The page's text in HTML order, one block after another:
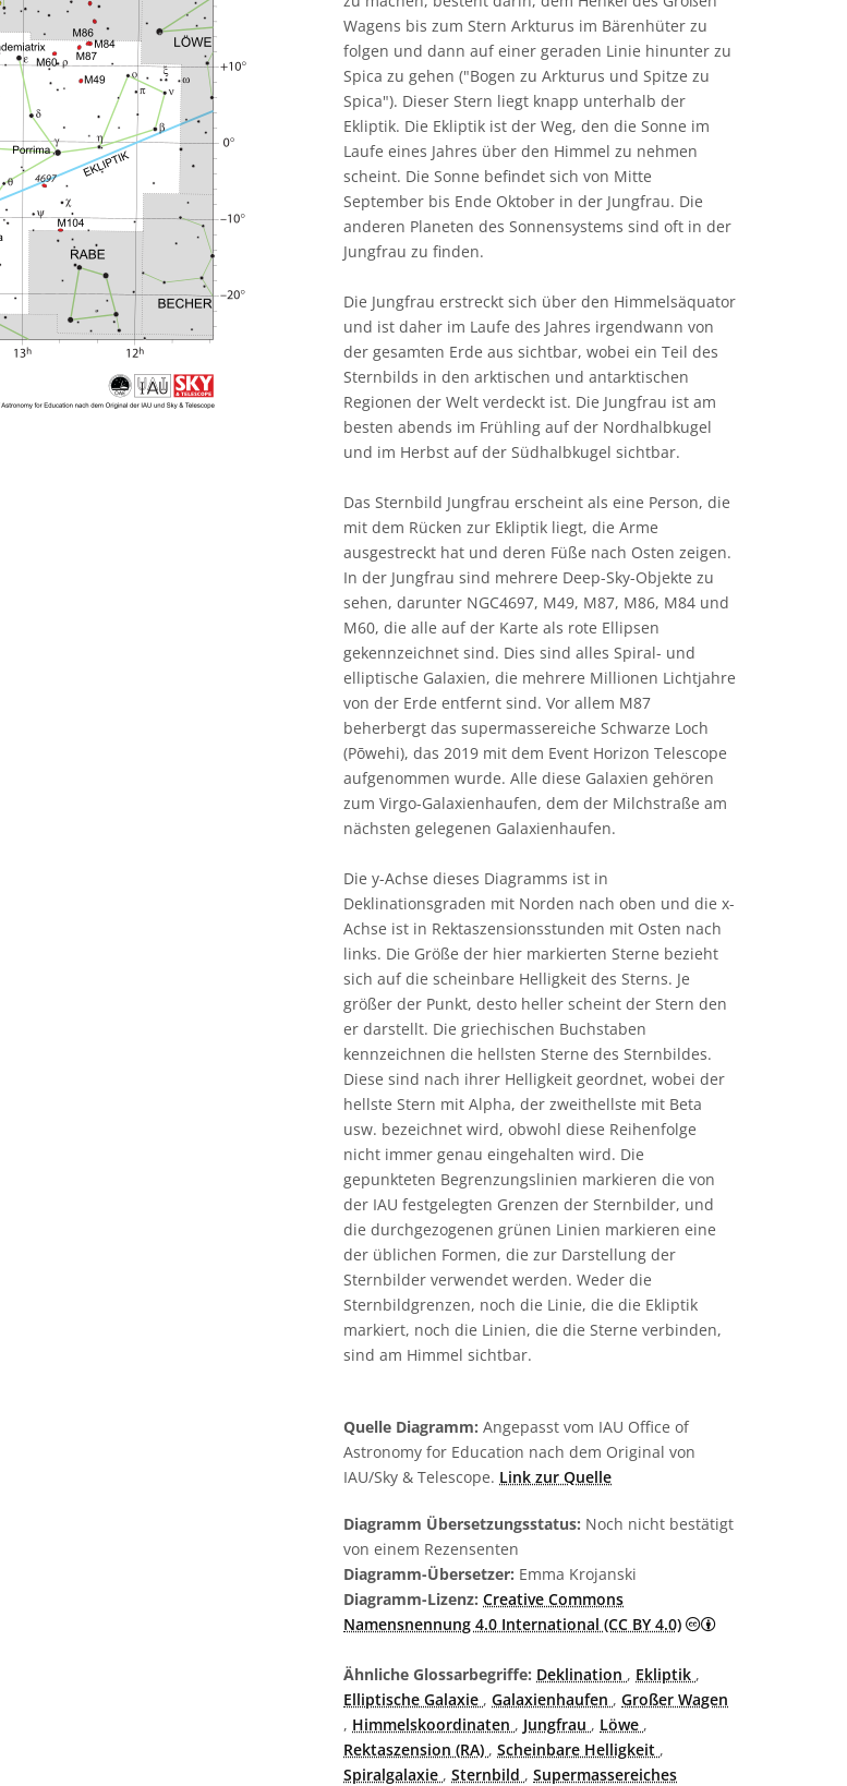
Wagens bis zum Stern Arkturus im Bärenhüter zu
folgen und dann auf einer geraden Linie hinunter zu
Spica zu gehen ("Bogen zu Arkturus und Spitze zu
Spica"). Dieser Stern liegt knapp unterhalb der
Ekliptik. Die Ekliptik ist der Weg, den die Sonne im
Laufe eines Jahres über den Himmel zu nehmen
scheint. Die Sonne befindet sich von Mitte
September bis Ende Oktober in der Jungfrau. Die
anderen Planeten des Sonnensystems sind oft in der
Jungfrau zu finden.
Die Jungfrau erstreckt sich über den Himmelsäquator
und ist daher im Laufe des Jahres irgendwann von
der gesamten Erde aus sichtbar, wobei ein Teil des
Sternbilds in den arktischen und antarktischen
Regionen der Welt verdeckt ist. Die Jungfrau ist am
besten abends im Frühling auf der Nordhalbkugel
und im Herbst auf der Südhalbkugel sichtbar.
Das Sternbild Jungfrau erscheint als eine Person, die
mit dem Rücken zur Ekliptik liegt, die Arme
ausgestreckt hat und deren Füße nach Osten zeigen.
In der Jungfrau sind mehrere Deep-Sky-Objekte zu
sehen, darunter NGC4697, M49, M87, M86, M84 und
M60, die alle auf der Karte als rote Ellipsen
gekennzeichnet sind. Dies sind alles Spiral- und
elliptische Galaxien, die mehrere Millionen Lichtjahre
von der Erde entfernt sind. Vor allem M87
beherbergt das supermassereiche Schwarze Loch
(Pōwehi), das 2019 mit dem Event Horizon Telescope
aufgenommen wurde. Alle diese Galaxien gehören
zum Virgo-Galaxienhaufen, dem der Milchstraße am
nächsten gelegenen Galaxienhaufen.
Die y-Achse dieses Diagramms ist in
Deklinationsgraden mit Norden nach oben und die x-
Achse ist in Rektaszensionsstunden mit Osten nach
links. Die Größe der hier markierten Sterne bezieht
sich auf die scheinbare Helligkeit des Sterns. Je
größer der Punkt, desto heller scheint der Stern den
er darstellt. Die griechischen Buchstaben
kennzeichnen die hellsten Sterne des Sternbildes.
Diese sind nach ihrer Helligkeit geordnet, wobei der
hellste Stern mit Alpha, der zweithellste mit Beta
usw. bezeichnet wird, obwohl diese Reihenfolge
nicht immer genau eingehalten wird. Die
gepunkteten Begrenzungslinien markieren die von
der IAU festgelegten Grenzen der Sternbilder, und
die durchgezogenen grünen Linien markieren eine
der üblichen Formen, die zur Darstellung der
Sternbilder verwendet werden. Weder die
Sternbildgrenzen, noch die Linie, die die Ekliptik
markiert, noch die Linien, die die Sterne verbinden,
sind am Himmel sichtbar.
Quelle Diagramm: Angepasst vom IAU Office of
Astronomy for Education nach dem Original von
IAU/Sky & Telescope. Link zur Quelle
Diagramm Übersetzungsstatus: Noch nicht bestätigt
von einem Rezensenten
Diagramm-Übersetzer: Emma Krojanski
Diagramm-Lizenz: Creative Commons
Namensnennung 4.0 International (CC BY 4.0)
Creative
Ähnliche Glossarbegriffe: Deklination , Ekliptik ,
Elliptische Galaxie , Galaxienhaufen , Großer Wagen
, Himmelskoordinaten , Jungfrau , Löwe ,
Rektaszension (RA) , Scheinbare Helligkeit ,
Spiralgalaxie , Sternbild , Supermassereiches